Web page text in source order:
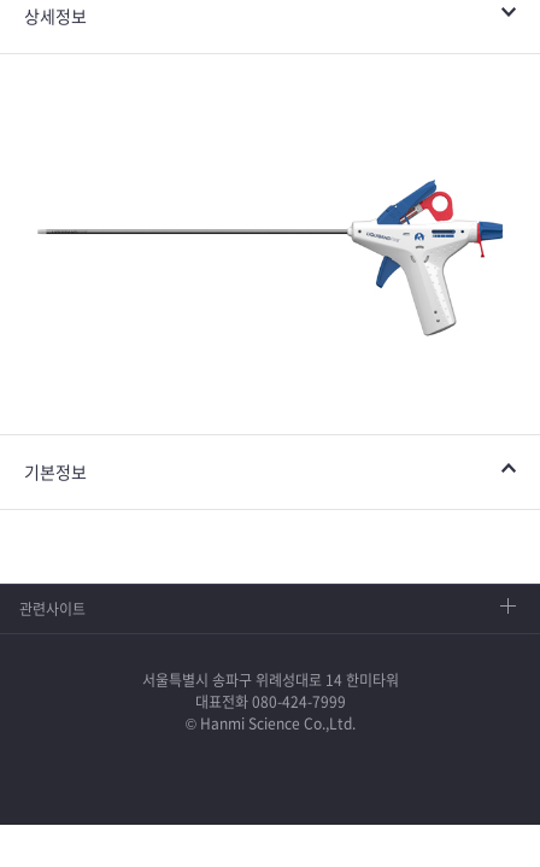
상세정보
기본정보
서울특별시 송파구 위례성대로 14 한미타워
대표전화 080-424-7999
© Hanmi Science Co.,Ltd.
관련사이트